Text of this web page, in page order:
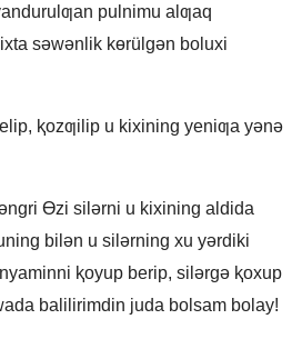
pulnimu alƣaq
sǝwǝnlik kɵrülgǝn boluxi
ⱪozƣilip u kixining yeniƣa yǝnǝ
Ɵzi silǝrni u kixining aldida
bilǝn u silǝrning xu yǝrdiki
ⱪoyup berip, silǝrgǝ ⱪoxup
balilirimdin juda bolsam bolay!